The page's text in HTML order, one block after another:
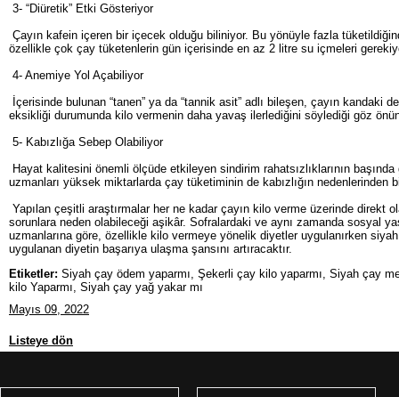
3- “Diüretik” Etki Gösteriyor
Çayın kafein içeren bir içecek olduğu biliniyor. Bu yönüyle fazla
özellikle çok çay tüketenlerin gün içerisinde en az 2 litre su içmeleri
4- Anemiye Yol Açabiliyor
İçerisinde bulunan “tanen” ya da “tannik asit” adlı bileşen, çayın
eksikliği durumunda kilo vermenin daha yavaş ilerlediğini söylediği göz
5- Kabızlığa Sebep Olabiliyor
Hayat kalitesini önemli ölçüde etkileyen sindirim rahatsızlıklarının
uzmanları yüksek miktarlarda çay tüketiminin de kabızlığın nedenlerinden
Yapılan çeşitli araştırmalar her ne kadar çayın kilo verme üzerinde direkt
sorunlara neden olabileceği aşikâr. Sofralardaki ve aynı zamanda sosyal
uzmanlarına göre, özellikle kilo vermeye yönelik diyetler uygulanırken
uygulanan diyetin başarıya ulaşma şansını artıracaktır.
Etiketler: Siyah çay ödem yaparmı, Şekerli çay kilo yaparmı, Siyah çay
kilo Yaparmı, Siyah çay yağ yakar mı
Mayıs 09, 2022
Listeye dön